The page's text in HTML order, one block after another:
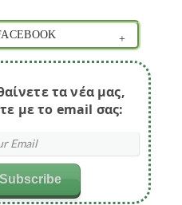
τα νέα μας,
με το email σας: